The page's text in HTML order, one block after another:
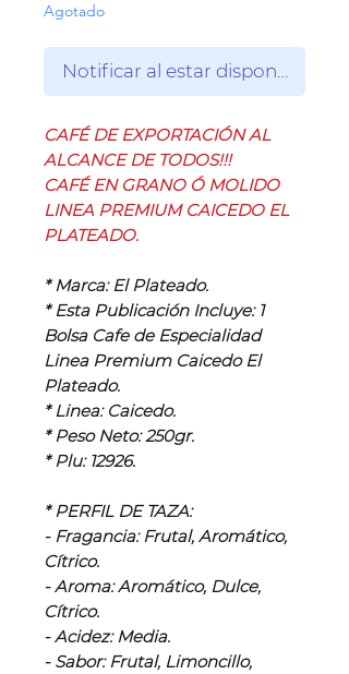
Agotado
Notificar al estar disponible
CAFÉ DE EXPORTACIÓN AL
ALCANCE DE TODOS!!!
CAFÉ EN GRANO Ó MOLIDO
LINEA PREMIUM CAICEDO EL
PLATEADO.
* Marca: El Plateado.
* Esta Publicación Incluye: 1
Bolsa Cafe de Especialidad
Linea Premium Caicedo El
Plateado.
* Linea: Caicedo.
* Peso Neto: 250gr.
* Plu: 12926.
* PERFIL DE TAZA:
- Fragancia: Frutal, Aromático,
Cítrico.
- Aroma: Aromático, Dulce,
Cítrico.
- Acidez: Media.
- Sabor: Frutal, Limoncillo,